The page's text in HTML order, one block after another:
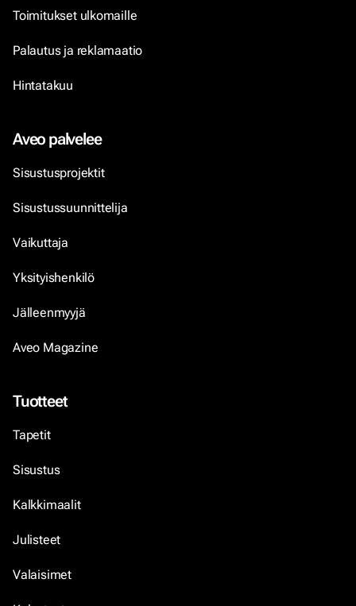
Toimitukset ulkomaille
Palautus ja reklamaatio
Hintatakuu
Aveo palvelee
Sisustusprojektit
Sisustussuunnittelija
Vaikuttaja
Yksityishenkilö
Jälleenmyyjä
Aveo Magazine
Tuotteet
Tapetit
Sisustus
Kalkkimaalit
Julisteet
Valaisimet